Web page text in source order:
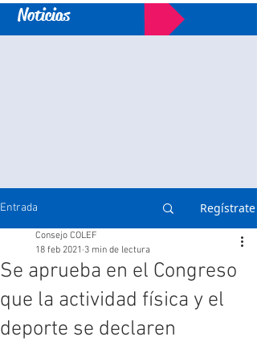
Noticias
Entrada Regístrate
Se aprueba en el Congreso
que la actividad física y el
deporte se declaren
Consejo COLEF
18 feb 2021 3 min de lectura